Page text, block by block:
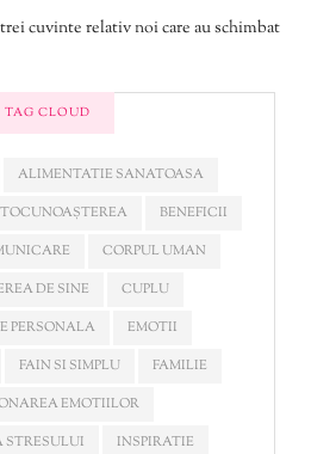
cuvinte relativ noi care au schimbat
TAG CLOUD
ALIMENTATIE SANATOASA
BENEFICII
CORPUL UMAN
DE SINE
CUPLU
PERSONALA
EMOTII
FAIN SI SIMPLU
FAMILIE
EMOTIILOR
STRESULUI
INSPIRATIE